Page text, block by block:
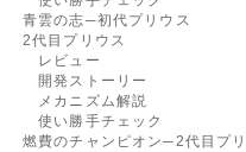
青雲の志─初代プリウス
2代目プリウス
レビュー
開発ストーリー
メカニズム解説
使い勝手チェック
燃費のチャンピオン─2代目プ